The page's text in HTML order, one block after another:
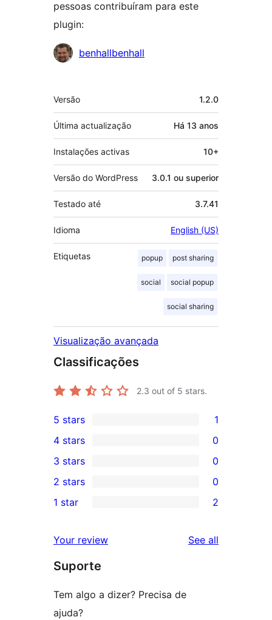
pessoas contribuíram para este
plugin:
Contribuidores
benhallbenhall
Metadados
Versão 1.2.0
Última actualização Há 13 anos
Instalações activas 10+
Versão do WordPress 3.0.1 ou superior
Testado até 3.7.41
Idioma English (US)
Etiquetas popup post sharing
social social popup
social sharing
Visualização avançada
Classificações
2.3 out of 5 stars.
1
5-
star
review
5 stars 1
4-
star
reviews
4 stars 0
0
3-
star
3 stars 0
2-
reviews
2 stars 0
star
reviews
1 star 2
Your review See all
Suporte
Tem algo a dizer? Precisa de
ajuda?